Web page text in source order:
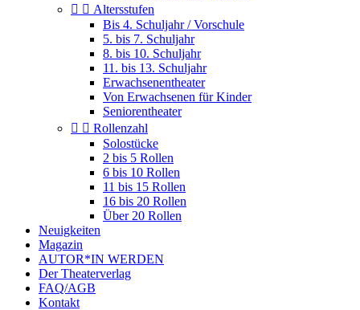
  Altersstufen
Bis 4. Schuljahr / Vorschule
5. bis 7. Schuljahr
8. bis 10. Schuljahr
11. bis 13. Schuljahr
Erwachsenentheater
Von Erwachsenen für Kinder
Seniorentheater
  Rollenzahl
Solostücke
2 bis 5 Rollen
6 bis 10 Rollen
11 bis 15 Rollen
16 bis 20 Rollen
Über 20 Rollen
Neuigkeiten
Magazin
AUTOR*IN WERDEN
Der Theaterverlag
FAQ/AGB
Kontakt